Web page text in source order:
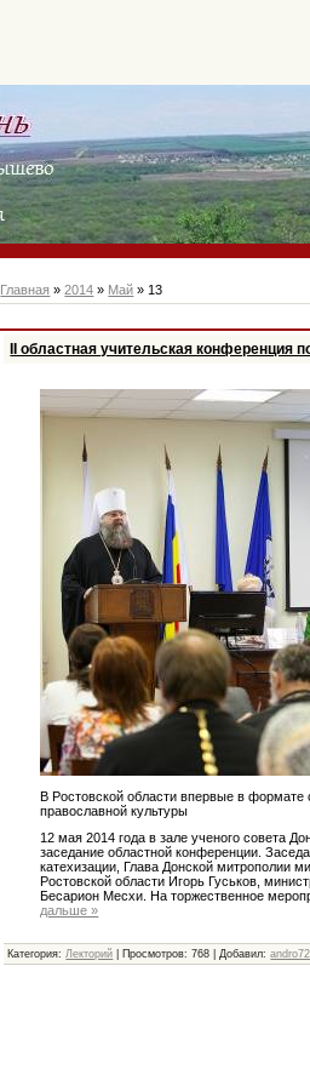
Главная »2014 » Май » 13
II областная учительская конференция
В Ростовской области впервые в
православной культуры
12 мая 2014 года в зале ученого совета
заседание областной конференции.
катехизации, Глава Донской митрополии
Ростовской области Игорь Гуськов,
Бесарион Месхи. На торжественное
дальше »
Категория: Лекторий | Просмотров: 768 | Добавил:andro72